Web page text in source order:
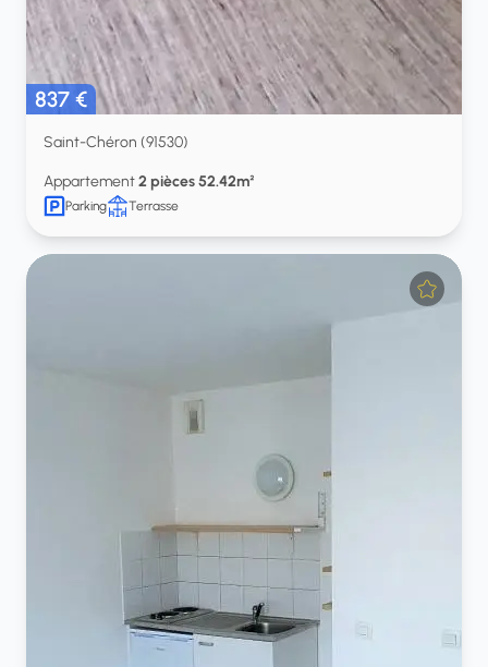
837 €
Saint-Chéron (91530)
Appartement2 pièces 52.42m²
Parking Terrasse